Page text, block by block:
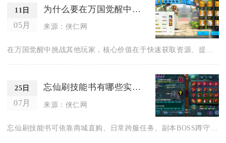
11日
05月
为什么要在万国觉醒中挑战其他玩家
来源：侠仁网
在万国觉醒中挑战其他玩家，核心价值在于快速获取资源、提升战力...
25日
07月
忘仙刷技能书有哪些实用方法
来源：侠仁网